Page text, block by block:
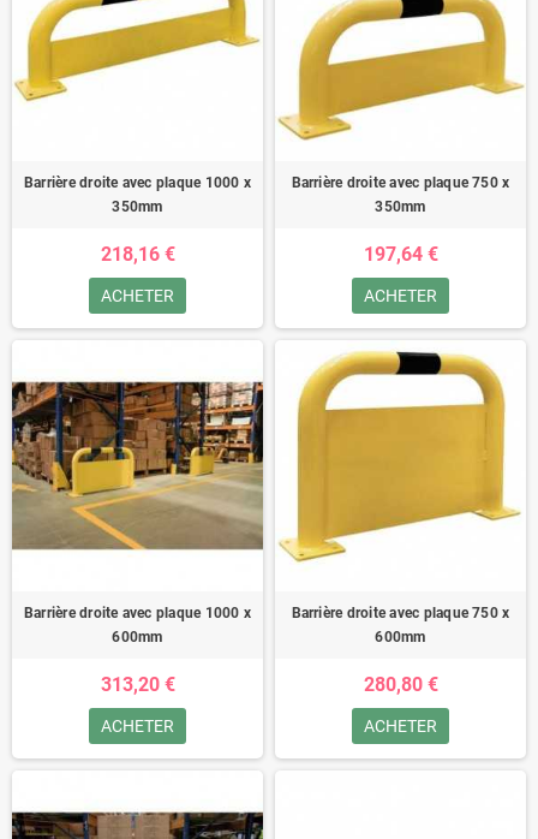
Barrière droite avec plaque 1000 x
350mm
218,16 €
ACHETER
Barrière droite avec plaque 750 x
350mm
197,64 €
ACHETER
Barrière droite avec plaque 1000 x
600mm
313,20 €
ACHETER
Barrière droite avec plaque 750 x
600mm
280,80 €
ACHETER